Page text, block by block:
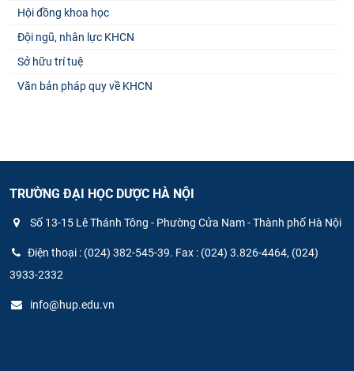
Hội đồng khoa học
Đội ngũ, nhân lực KHCN
Sở hữu trí tuệ
Văn bản pháp quy về KHCN
TRƯỜNG ĐẠI HỌC DƯỢC HÀ NỘI
Số 13-15 Lê Thánh Tông - Phường Cửa Nam - Thành phố Hà Nội
Điện thoại : (024) 382-545-39. Fax : (024) 3.826-4464, (024)
3933-2332
info@hup.edu.vn